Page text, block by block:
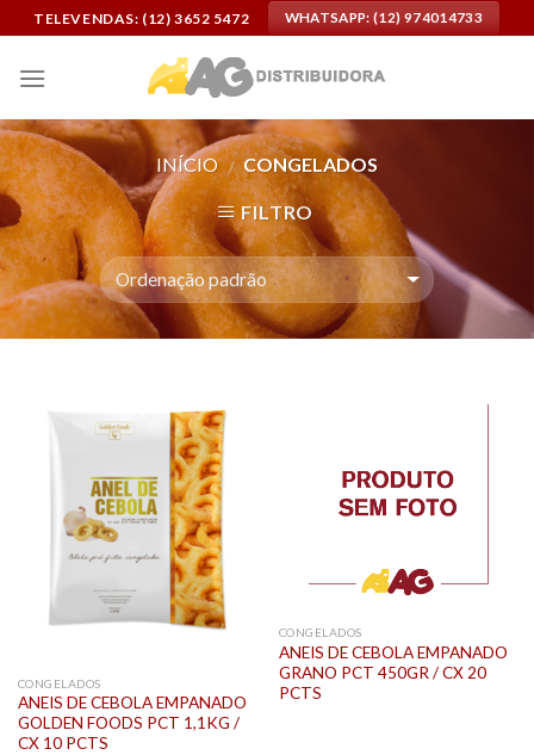
Skip
content
TELEVENDAS: (12) 3652 5472 WHATSAPP: (12) 974014733
INÍCIO / CONGELADOS
FILTRO
CONGELADOS
ANEIS DE CEBOLA EMPANADO
GOLDEN FOODS PCT 1,1KG /
CX 10 PCTS
CONGELADOS
ANEIS DE CEBOLA EMPANADO
GRANO PCT 450GR / CX 20
PCTS